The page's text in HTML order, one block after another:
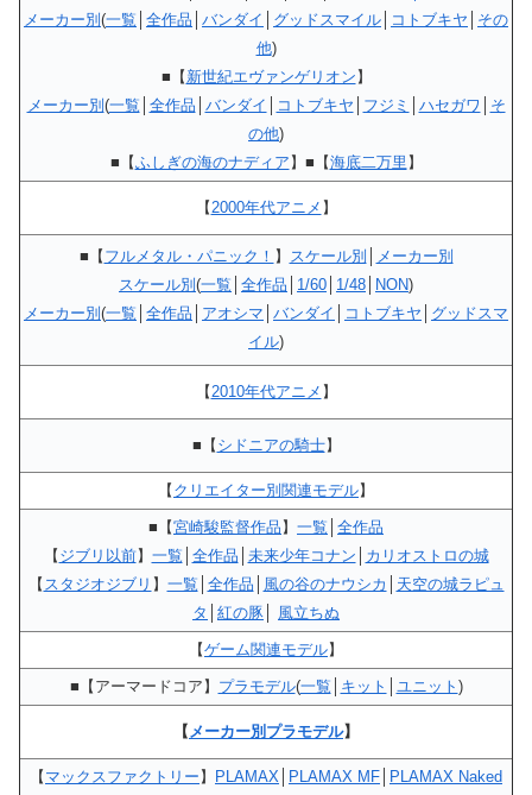
メーカー別 (一覧 全作品 バンダイ グッドスマイル コトブキヤ
その
他)
■【 新世紀エヴァンゲリオン 】
メーカー別 (一覧 全作品 バンダイ コトブキヤ フジミ ハセガワ
そ
の他)
■【ふしぎの海のナディア 】■【海底二万里 】
【2000年代アニメ 】
■【 フルメタル・パニック！ 】 スケール別
メーカー別
スケール別 (一覧 全作品 1/60 1/48 NON)
メーカー別 (一覧 全作品 アオシマ バンダイ コトブキヤ
グッドスマ
イル)
【2010年代アニメ 】
■【 シドニアの騎士】
【 クリエイター別関連モデル】
■【宮崎駿監督作品 】 一覧 全作品
【 ジブリ以前】 一覧 全作品 未来少年コナン
カリオストロの城
【 スタジオジブリ 】 一覧 全作品 風の谷のナウシカ
天空の城ラピュ
タ
紅の豚 風立ちぬ
【ゲーム関連モデル】
■【アーマードコア】 プラモデル(一覧 キット ユニット )
【メーカー別プラモデル】
【 マックスファクトリー 】 PLAMAX PLAMAX MF
PLAMAX Naked